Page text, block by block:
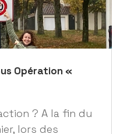
Opération «
? A la fin du
lors des